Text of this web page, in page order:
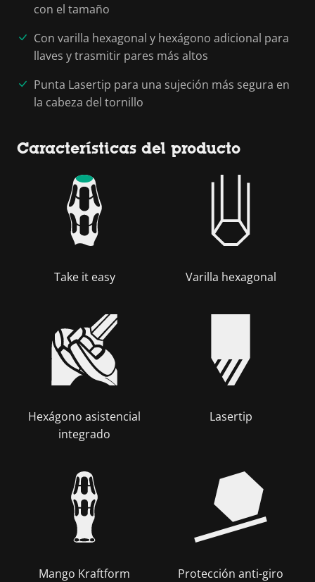
con el tamaño
Con varilla hexagonal y hexágono adicional para
llaves y trasmitir pares más altos
Punta Lasertip para una sujeción más segura en
la cabeza del tornillo
Características del producto
Take it easy Varilla hexagonal
Hexágono asistencial
integrado
Lasertip
Mango Kraftform Protección anti-giro